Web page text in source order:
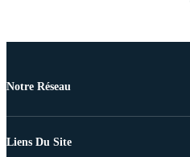
Notre Réseau
Liens Du Site